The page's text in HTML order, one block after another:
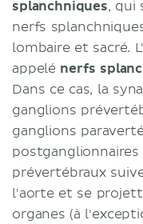
splanchniques, qui
nerfs
lombaire et sacré.
appelé nerfs
Dans ce cas, la
ganglions
ganglions
prévertébraux
l'aorte et se
organes (à